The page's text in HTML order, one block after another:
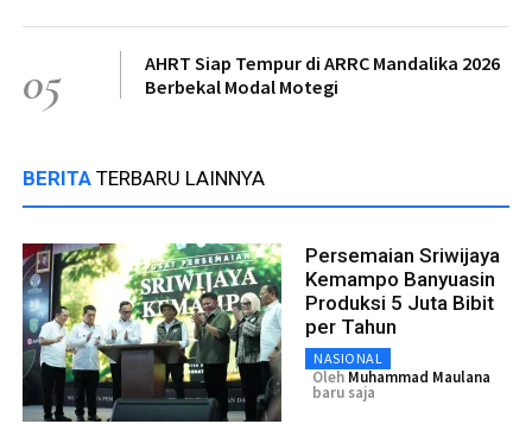
05
AHRT Siap Tempur di ARRC Mandalika 2026
Berbekal Modal Motegi
BERITA TERBARU LAINNYA
Persemaian Sriwijaya
Kemampo Banyuasin
Produksi 5 Juta Bibit
per Tahun
NASIONAL
Oleh Muhammad Maulana
baru saja